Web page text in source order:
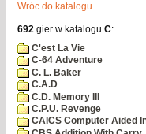
Wróc do katalogu
692 gier w katalogu C:
C'est La Vie
C-64 Adventure
C. L. Baker
C.A.D
C.D. Memory III
C.P.U. Revenge
CAICS Computer Aided